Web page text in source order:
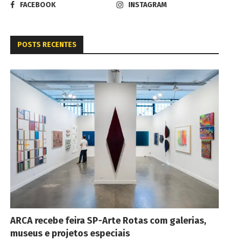
FACEBOOK INSTAGRAM
POSTS RECENTES
ARCA recebe feira SP-Arte Rotas com galerias,
museus e projetos especiais